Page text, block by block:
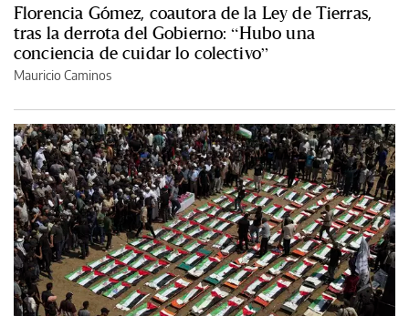
Florencia Gómez, coautora de la Ley de Tierras,
tras la derrota del Gobierno: “Hubo una
conciencia de cuidar lo colectivo”
Mauricio Caminos